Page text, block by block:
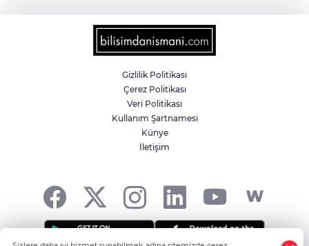
6 milyon emekliyi ilgilendiriyor... Emekli
aylığı fark ödemeleri 7 Ağustos'ta
Teröristler teslim olmaya devam ediyor...
Hudutlarda 490 kişi yakalandı
İletişim'den 'Terörsüz Türkiye' hedefli
Gizlilik Politikası
Çerez Politikası
Veri Politikası
Kullanım Şartnamesi
Künye
İletişim